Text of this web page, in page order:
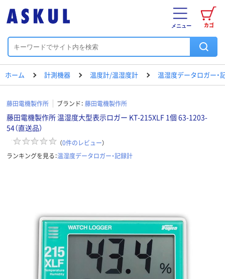
カゴ
メニュー
ホーム 計測機器 温度計/温湿度計 温湿度データロガー・
藤田電機製作所 ブランド： 藤田電機製作所
藤田電機製作所 温湿度大型表示ロガー KT-215XLF 1個 63-1203-
54（直送品）
（0件のレビュー）
ランキングを見る：温湿度データロガー・記録計